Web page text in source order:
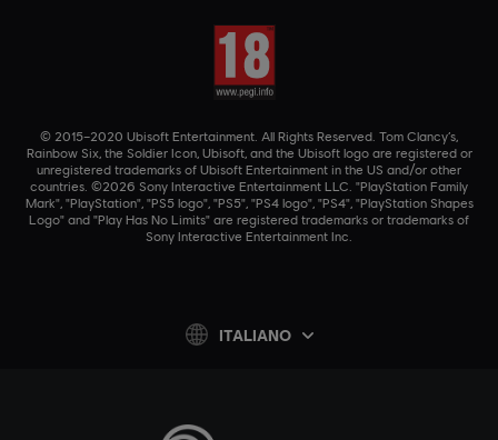
© 2015–2020 Ubisoft Entertainment. All Rights Reserved. Tom Clancy’s,
Rainbow Six, the Soldier Icon, Ubisoft, and the Ubisoft logo are registered or
unregistered trademarks of Ubisoft Entertainment in the US and/or other
countries. ©2026 Sony Interactive Entertainment LLC. "PlayStation Family
Mark", "PlayStation", "PS5 logo", "PS5", "PS4 logo", "PS4", "PlayStation Shapes
Logo" and "Play Has No Limits" are registered trademarks or trademarks of
Sony Interactive Entertainment Inc.
ITALIANO